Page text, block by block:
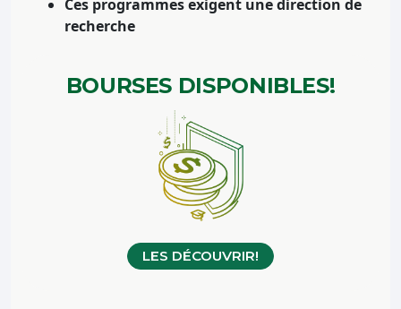
Ces programmes exigent une direction de
recherche
BOURSES DISPONIBLES!
LES DÉCOUVRIR!